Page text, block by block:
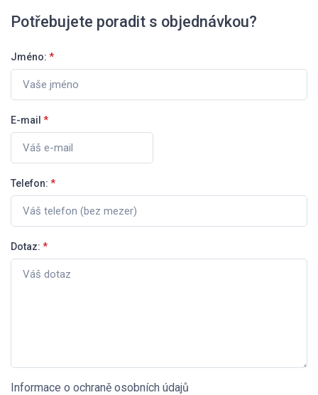
Potřebujete poradit s objednávkou?
Jméno: *
E-mail *
Telefon: *
Dotaz: *
Informace o ochraně osobních údajů